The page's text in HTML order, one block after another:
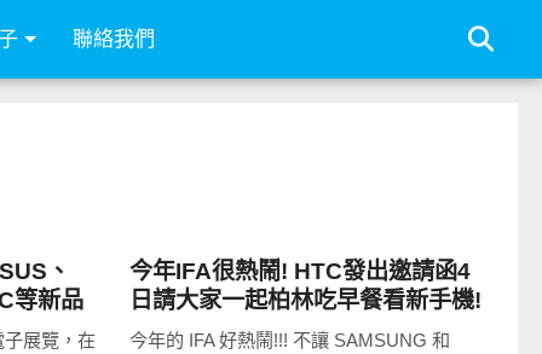
聯絡我們
、
等新品
子展覽，在
今年IFA很熱鬧! HTC發出邀請函4
日請大家一起柏林吃早餐看新手機!
今年的 IFA 好熱鬧!!! 不讓 SAMSUNG 和